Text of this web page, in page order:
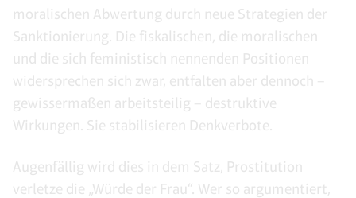
moralischen Abwertung durch neue Strategien der
Sanktionierung. Die fiskalischen, die moralischen
und die sich feministisch nennenden Positionen
widersprechen sich zwar, entfalten aber dennoch –
gewissermaßen arbeitsteilig – destruktive
Wirkungen. Sie stabilisieren Denkverbote.
Augenfällig wird dies in dem Satz, Prostitution
verletze die „Würde der Frau“. Wer so argumentiert,